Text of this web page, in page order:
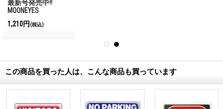
最新号発売中!!
MQQNEYES
Magazine No.28 2026
1,210円 (税込)
この商品を買った人は、こんな商品も買っています